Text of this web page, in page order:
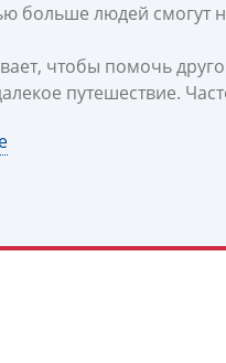
людей смогут
чтобы помочь
путешествие.